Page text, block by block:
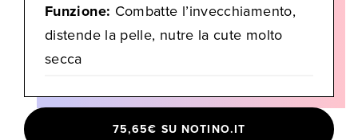
Funzione: Combatte l’invecchiamento,
distende la pelle, nutre la cute molto
secca
75,65€ SU NOTINO.IT